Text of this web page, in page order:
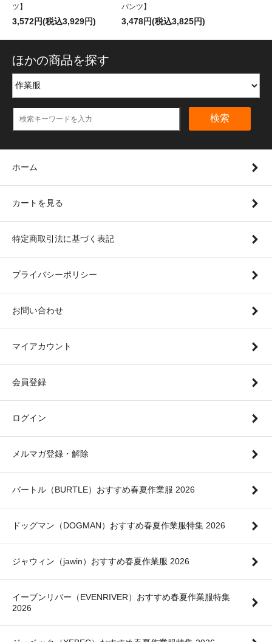
ツ】
3,572円(税込3,929円)
パンツ】
3,478円(税込3,825円)
ほかの商品を探す
検索
ホーム
カートを見る
特定商取引法に基づく表記
プライバシーポリシー
お問い合わせ
マイアカウント
会員登録
ログイン
メルマガ登録・解除
バートル（BURTLE）おすすめ春夏作業服 2026
ドッグマン（DOGMAN）おすすめ春夏作業服特集 2026
ジャウィン（jawin）おすすめ春夏作業服 2026
イーブンリバー（EVENRIVER）おすすめ春夏作業服特集
2026